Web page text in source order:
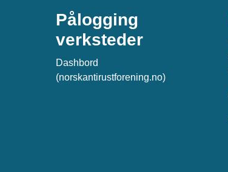
Pålogging
verksteder
Dashbord
(norskantirustforening.no)